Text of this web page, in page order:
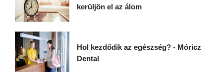
kerüljön el az álom
Hol kezdődik az egészség? - Móricz
Dental